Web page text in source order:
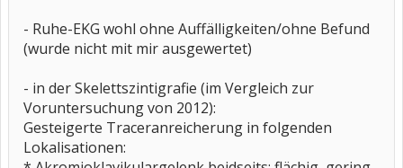
- Ruhe-EKG wohl ohne Auffälligkeiten/ohne Befund
(wurde nicht mit mir ausgewertet)
- in der Skelettszintigrafie (im Vergleich zur
Voruntersuchung von 2012):
Gesteigerte Traceranreicherung in folgenden
Lokalisationen: